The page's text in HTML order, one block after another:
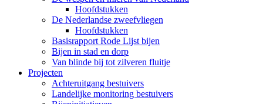
Hoofdstukken
De Nederlandse zweefvliegen
Hoofdstukken
Basisrapport Rode Lijst bijen
Bijen in stad en dorp
Van blinde bij tot zilveren fluitje
Projecten
Achteruitgang bestuivers
Landelijke monitoring bestuivers